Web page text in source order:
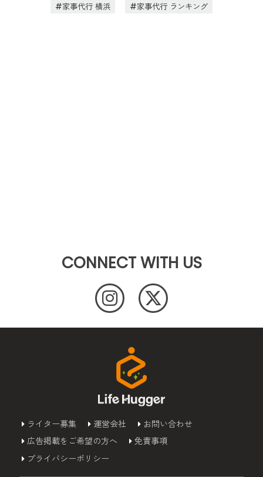
家事代行 横浜 家事代行 ランキング
CONNECT WITH US
ライター募集 運営会社
お問い合わせ
広告掲載をご希望の方へ
免責事項
プライバシーポリシー